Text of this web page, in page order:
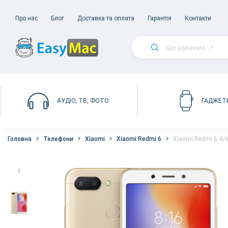
Про нас Блог Доставка та оплата Гарантія Контакти
АУДІО, ТВ, ФОТО
Головна Телефони Xiaomi Xiaomi Redmi 6 Xiaomi Redmi 6 4/